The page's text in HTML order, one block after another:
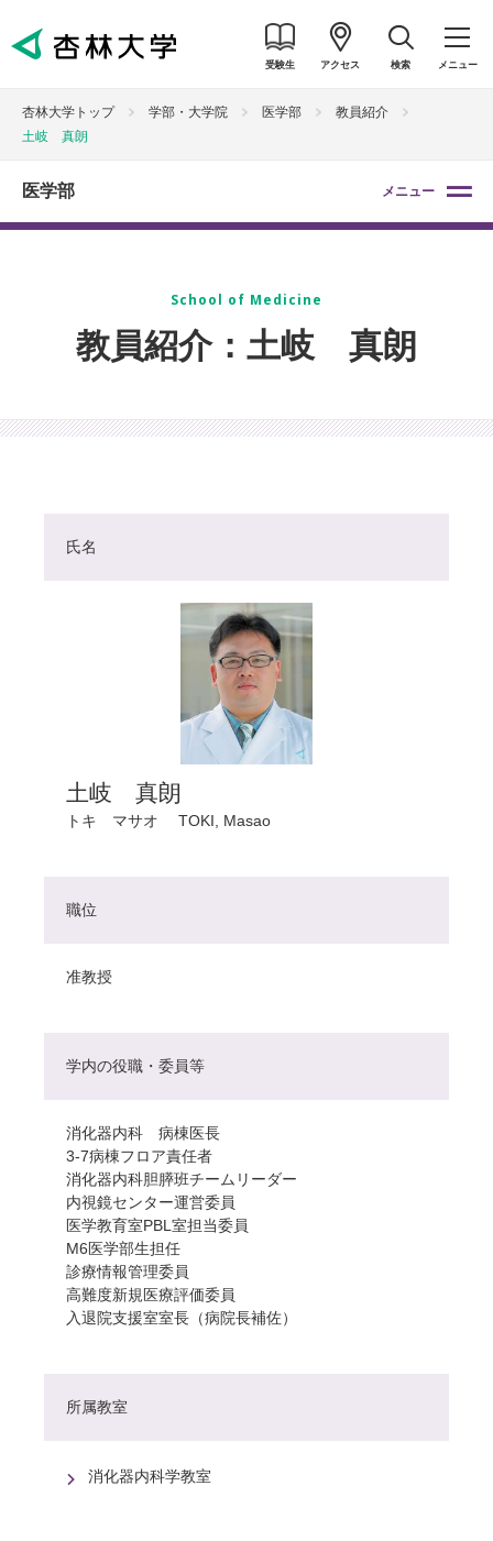
受験生 アクセス 検索 メニュー
杏林大学トップ 学部・大学院 医学部
教員紹介
土岐 真朗
医学部 メニュー
School of Medicine
教員紹介：土岐 真朗
氏名
土岐 真朗
トキ マサオ TOKI, Masao
職位
准教授
学内の役職・委員等
消化器内科 病棟医長
3-7病棟フロア責任者
消化器内科胆膵班チームリーダー
内視鏡センター運営委員
医学教育室PBL室担当委員
M6医学部生担任
診療情報管理委員
高難度新規医療評価委員
入退院支援室室長（病院長補佐）
所属教室
消化器内科学教室